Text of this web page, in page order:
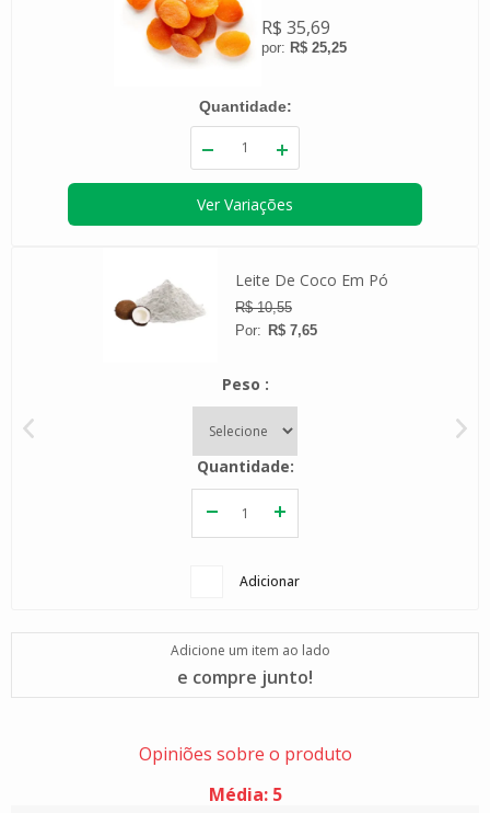
R$ 35,69
R$ 25,25
Quantidade
Ver Variações
Leite De Coco Em Pó
R$ 10,55
R$ 7,65
Peso
Quantidade
Adicionar
Adicione um item ao lado
e compre junto!
Opiniões sobre o produto
Média: 5